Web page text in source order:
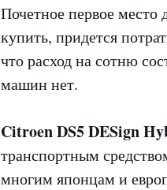
Почетное первое место
купить, придется
что расход на сотню
машин нет.
Citroen DS5 DESign
транспортным
многим японцам и